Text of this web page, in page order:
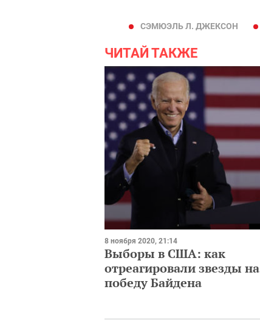
СЭМЮЭЛЬ Л. ДЖЕКСОН
ЧИТАЙ ТАКЖЕ
8 ноября 2020, 21:14
Выборы в США: как
отреагировали звезды на
победу Байдена